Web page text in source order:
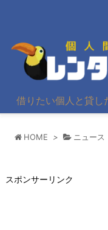
借りたい個人と貸し
HOME > ニュース
スポンサーリンク